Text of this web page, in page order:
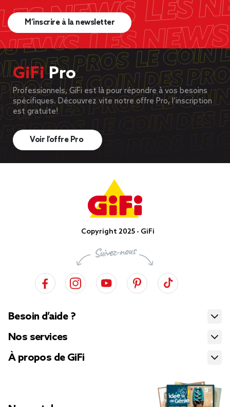
M’inscrire à la newsletter
GiFiPro
Professionnels, GiFi est là pour répondre à vos besoins
spécifiques. Découvrez vite notre offre Pro, l’inscription
est gratuite!
Voir l’offre Pro
Copyright 2025 - GiFi
Besoin d’aide ?
Nos services
À propos de GiFi